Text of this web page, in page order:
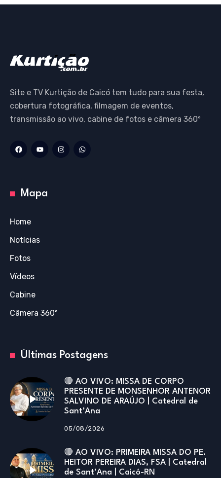
Site e TV Kurtição de Caicó tem tudo para sua festa,
cobertura fotográfica, filmagem de eventos,
transmissão ao vivo, cabine de fotos e câmera 360º
Mapa
Home
Notícias
Fotos
Vídeos
Cabine
Câmera 360º
Últimas Postagens
🔴 AO VIVO: MISSA DE CORPO
PRESENTE DE MONSENHOR ANTENOR
SALVINO DE ARAÚJO | Catedral de
Sant’Ana
05/08/2026
🔴 AO VIVO: PRIMEIRA MISSA DO PE.
HEITOR PEREIRA DIAS, FSA | Catedral
de Sant’Ana | Caicó-RN